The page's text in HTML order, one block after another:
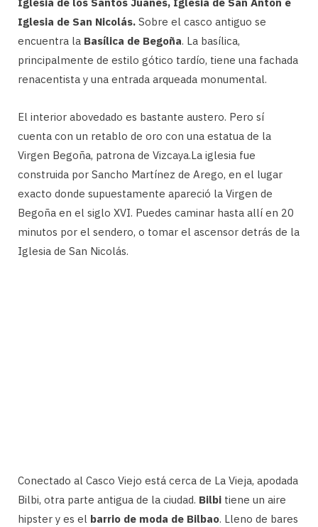
Iglesia de San Nicolás. Sobre el casco antiguo se
encuentra la Basílica de Begoña. La basílica,
principalmente de estilo gótico tardío, tiene una fachada
renacentista y una entrada arqueada monumental.
El interior abovedado es bastante austero. Pero sí
cuenta con un retablo de oro con una estatua de la
Virgen Begoña, patrona de Vizcaya.La iglesia fue
construida por Sancho Martínez de Arego, en el lugar
exacto donde supuestamente apareció la Virgen de
Begoña en el siglo XVI. Puedes caminar hasta allí en 20
minutos por el sendero, o tomar el ascensor detrás de la
Iglesia de San Nicolás.
Conectado al Casco Viejo está cerca de La Vieja, apodada
Bilbi, otra parte antigua de la ciudad. Bilbi tiene un aire
hipster y es el barrio de moda de Bilbao. Lleno de bares